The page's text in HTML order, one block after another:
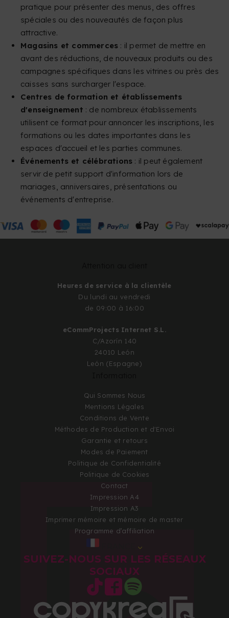
pratique pour présenter des menus, des offres
spéciales ou des nouveautés de façon plus
attractive.
Magasins et commerces : il permet de mettre en
avant des réductions, de nouveaux produits ou des
campagnes spécifiques dans les vitrines ou près des
caisses sans surcharger l'espace.
Centres de formation et établissements
d'enseignement : de nombreux établissements
utilisent ce format pour annoncer les inscriptions, les
formations ou les dates importantes dans les
espaces d'accueil et les parties communes.
Événements et célébrations : il peut également
servir de petit support d'information lors de
mariages, anniversaires, présentations ou
événements d'entreprise.
Heures de service à la clientèle
Du lundi au vendredi
de 09:00 à 16:00
eCommProjects Internet S.L.
C/Azorín 140
24010 León
León (Espagne)
Qui Sommes Nous
Mentions Légales
Conditions de Vente
Méthodes de Production et d'Envoi
Garantie et retours
Modes de Paiement
Politique de Confidentialité
Politique de Cookies
Contact
Impression A4
Impression A3
Imprimer mémoire et mémoire de master
Programme d’affiliation
SUIVEZ-NOUS SUR LES RÉSEAUX
SOCIAUX